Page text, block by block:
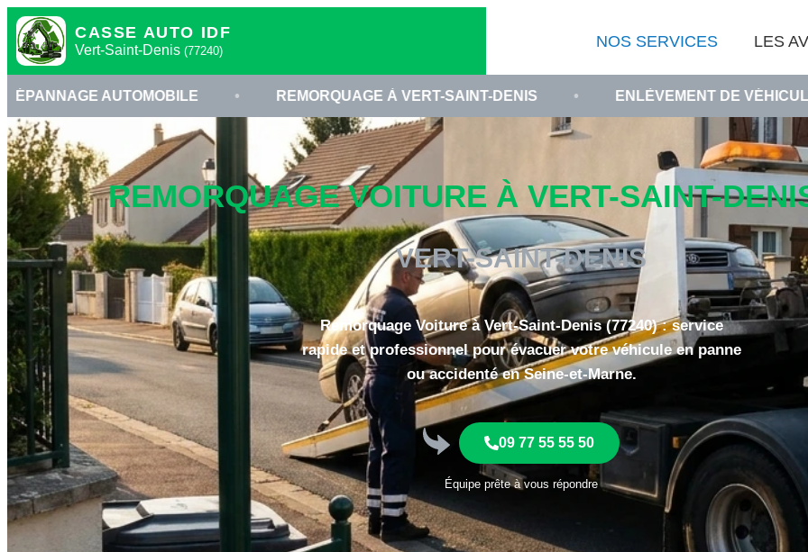
CASSE AUTO IDF
Vert-Saint-Denis (77240)
NOS SERVICES LES
AUTOMOBILE • REMORQUAGE À VERT-SAINT-DENIS • ENLÈVEMENT DE VÉHICULE EN
REMORQUAGE VOITURE À VERT-SAINT-
VERT-SAINT-DENIS
Remorquage Voiture à Vert-Saint-Denis (77240) : service
rapide et professionnel pour évacuer votre véhicule en panne
ou accidenté en Seine-et-Marne.
09 77 55 55 50
Équipe prête à vous répondre